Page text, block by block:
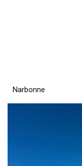
Narbonne